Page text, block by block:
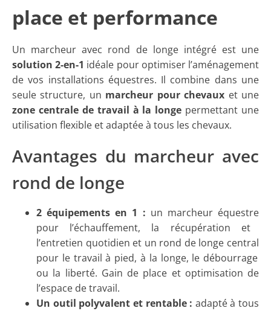
place et performance
Un marcheur avec rond de longe intégré est une
solution 2-en-1 idéale pour optimiser l’aménagement
de vos installations équestres. Il combine dans une
seule structure, un marcheur pour chevaux et une
zone centrale de travail à la longe permettant une
utilisation flexible et adaptée à tous les chevaux.
Avantages du marcheur avec
rond de longe
2 équipements en 1 : un marcheur équestre
pour l’échauffement, la récupération et
l’entretien quotidien et un rond de longe central
pour le travail à pied, à la longe, le débourrage
ou la liberté. Gain de place et optimisation de
l’espace de travail.
Un outil polyvalent et rentable : adapté à tous